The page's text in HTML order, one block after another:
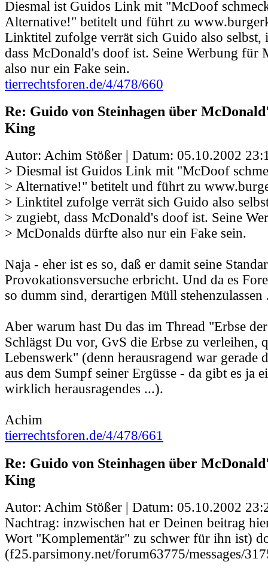
Diesmal ist Guidos Link mit "McDoof
Alternative!" betitelt und führt zu
Linktitel zufolge verrät sich Guido also selbst,
dass McDonald's doof ist. Seine Werbung für
also nur ein Fake sein.
tierrechtsforen.de/4/478/660
Re: Guido von Steinhagen über
King
Autor: Achim Stößer | Datum: 05.10.2002
> Diesmal ist Guidos Link mit "McDoof
> Alternative!" betitelt und führt zu
> Linktitel zufolge verrät sich Guido also
> zugiebt, dass McDonald's doof ist. Seine
> McDonalds dürfte also nur ein Fake sein.
Naja - eher ist es so, daß er damit seine
Provokationsversuche erbricht. Und da es
so dumm sind, derartigen Müll stehenzulassen
Aber warum hast Du das im Thread "Erbse
Schlägst Du vor, GvS die Erbse zu verleihen,
Lebenswerk" (denn herausragend war gerade
aus dem Sumpf seiner Ergüsse - da gibt es ja
wirklich herausragendes ...).
Achim
tierrechtsforen.de/4/478/661
Re: Guido von Steinhagen über
King
Autor: Achim Stößer | Datum: 05.10.2002
Nachtrag: inzwischen hat er Deinen beitrag
Wort "Komplementär" zu schwer für ihn ist)
(f25.parsimony.net/forum63775/messages/